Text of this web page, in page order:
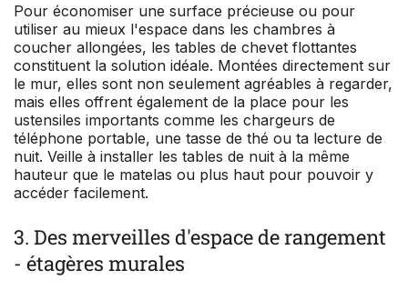
Pour économiser une surface précieuse ou pour
utiliser au mieux l'espace dans les chambres à
coucher allongées, les tables de chevet flottantes
constituent la solution idéale. Montées directement sur
le mur, elles sont non seulement agréables à regarder,
mais elles offrent également de la place pour les
ustensiles importants comme les chargeurs de
téléphone portable, une tasse de thé ou ta lecture de
nuit. Veille à installer les tables de nuit à la même
hauteur que le matelas ou plus haut pour pouvoir y
accéder facilement.
3. Des merveilles d'espace de rangement
- étagères murales